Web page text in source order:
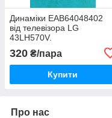
Динаміки EAB64048402
від телевізора LG
43LH570V.
320 ₴/пара
Купити
Про нас